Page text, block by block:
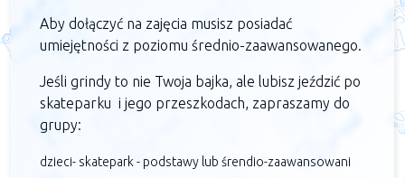
Aby dołączyć na zajęcia musisz posiadać
umiejętności z poziomu średnio-zaawansowanego.
Jeśli grindy to nie Twoja bajka, ale lubisz jeździć po
skateparku i jego przeszkodach, zapraszamy do
grupy:
dzieci- skatepark - podstawy lub śrendio-zaawansowani